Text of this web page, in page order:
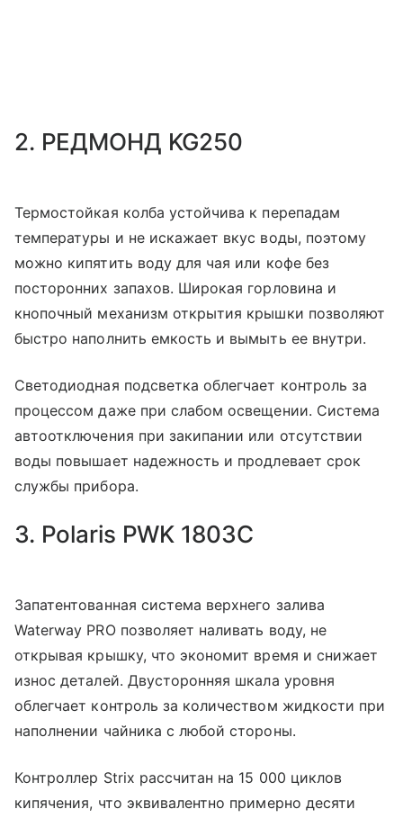
2. РЕДМОНД KG250
Термостойкая колба устойчива к перепадам
температуры и не искажает вкус воды, поэтому
можно кипятить воду для чая или кофе без
посторонних запахов. Широкая горловина и
кнопочный механизм открытия крышки позволяют
быстро наполнить емкость и вымыть ее внутри.
Светодиодная подсветка облегчает контроль за
процессом даже при слабом освещении. Система
автоотключения при закипании или отсутствии
воды повышает надежность и продлевает срок
службы прибора.
3. Polaris PWK 1803C
Запатентованная система верхнего залива
Waterway PRO позволяет наливать воду, не
открывая крышку, что экономит время и снижает
износ деталей. Двусторонняя шкала уровня
облегчает контроль за количеством жидкости при
наполнении чайника с любой стороны.
Контроллер Strix рассчитан на 15 000 циклов
кипячения, что эквивалентно примерно десяти